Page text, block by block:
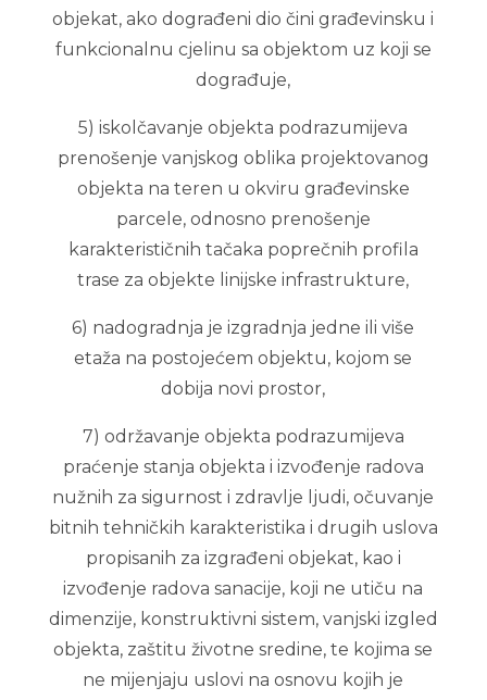
objekat, ako dograđeni dio čini građevinsku i
funkcionalnu cjelinu sa objektom uz koji se
dograđuje,
5) iskolčavanje objekta podrazumijeva
prenošenje vanjskog oblika projektovanog
objekta na teren u okviru građevinske
parcele, odnosno prenošenje
karakterističnih tačaka poprečnih profila
trase za objekte linijske infrastrukture,
6) nadogradnja je izgradnja jedne ili više
etaža na postojećem objektu, kojom se
dobija novi prostor,
7) održavanje objekta podrazumijeva
praćenje stanja objekta i izvođenje radova
nužnih za sigurnost i zdravlje ljudi, očuvanje
bitnih tehničkih karakteristika i drugih uslova
propisanih za izgrađeni objekat, kao i
izvođenje radova sanacije, koji ne utiču na
dimenzije, konstruktivni sistem, vanjski izgled
objekta, zaštitu životne sredine, te kojima se
ne mijenjaju uslovi na osnovu kojih je